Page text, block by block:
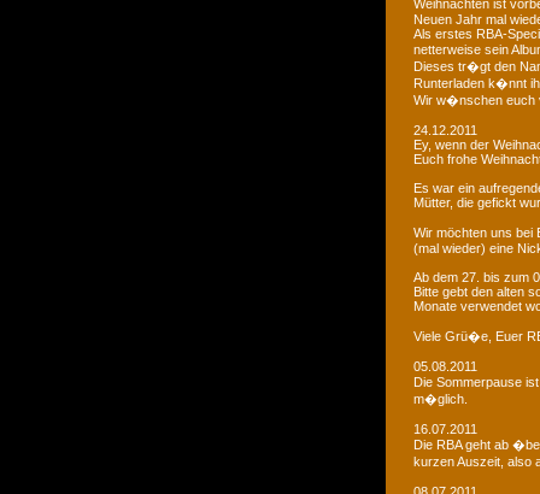
Weihnachten ist
Neuen Jahr mal
Als erstes RBA-
netterweise sein
Dieses tr�gt den
Runterladen k�nnt
Wir w�nschen
24.12.2011
Ey, wenn der
Euch frohe
Es war ein
Mütter, die gefickt
Wir möchten uns bei
(mal wieder) eine
Ab dem 27. bis zum
Bitte gebt den alten
Monate verwendet
Viele Grü�e, Euer
05.08.2011
Die Sommerpause
m�glich.
16.07.2011
Die RBA geht ab
kurzen Auszeit, also